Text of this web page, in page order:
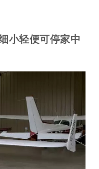
小轻便可停家中